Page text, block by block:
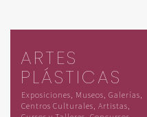
ARTES
PLÁSTICAS
Exposiciones, Museos, Galerías,
Centros Culturales, Artistas,